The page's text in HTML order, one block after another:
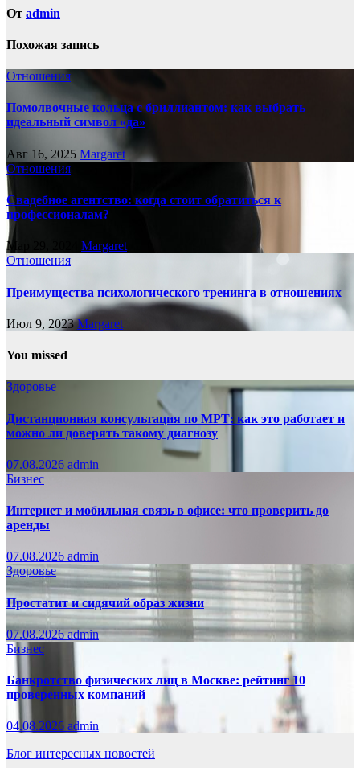
От admin
Похожая запись
Отношения
Помолвочные кольца с бриллиантом: как выбрать
идеальный символ «да»
Авг 16, 2025 Margaret
Отношения
Свадебное агентство: когда стоит обратиться к
профессионалам?
Мар 29, 2024 Margaret
Отношения
Преимущества психологического тренинга в отношениях
Июл 9, 2023Margaret
You missed
Здоровье
Дистанционная консультация по МРТ: как это работает и
можно ли доверять такому диагнозу
07.08.2026 admin
Бизнес
Интернет и мобильная связь в офисе: что проверить до
аренды
07.08.2026 admin
Здоровье
Простатит и сидячий образ жизни
07.08.2026admin
Бизнес
Банкротство физических лиц в Москве: рейтинг 10
проверенных компаний
04.08.2026 admin
Блог интересных новостей